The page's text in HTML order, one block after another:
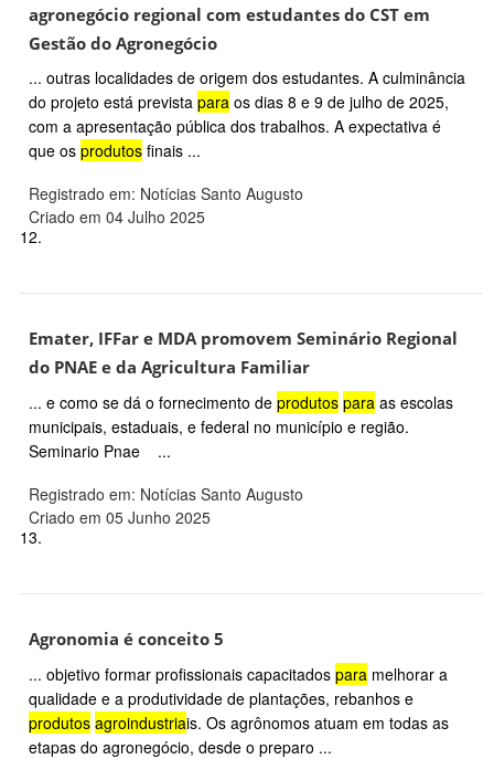
agronegócio regional com estudantes do CST em
Gestão do Agronegócio
... outras localidades de origem dos estudantes. A culminância
do projeto está prevista para os dias 8 e 9 de julho de 2025,
com a apresentação pública dos trabalhos. A expectativa é
que os produtos finais ...
Registrado em: Notícias Santo Augusto
Criado em 04 Julho 2025
12.
Emater, IFFar e MDA promovem Seminário Regional
do PNAE e da Agricultura Familiar
... e como se dá o fornecimento de produtos para as escolas
municipais, estaduais, e federal no município e região.
Seminario Pnae ...
Registrado em: Notícias Santo Augusto
Criado em 05 Junho 2025
13.
Agronomia é conceito 5
... objetivo formar profissionais capacitados para melhorar a
qualidade e a produtividade de plantações, rebanhos e
produtos agroindustriais. Os agrônomos atuam em todas as
etapas do agronegócio, desde o preparo ...